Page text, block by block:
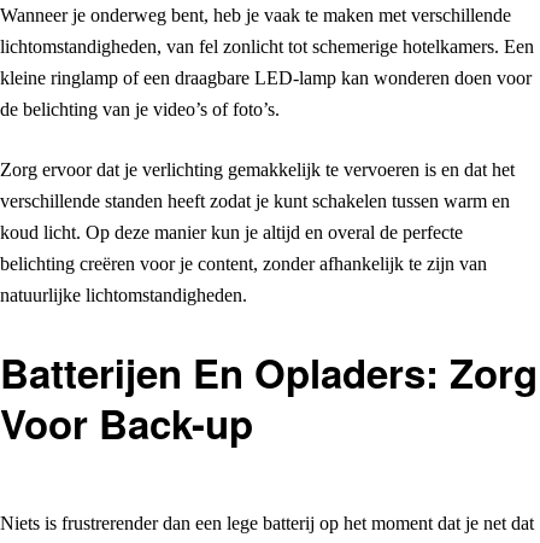
Wanneer je onderweg bent, heb je vaak te maken met verschillende
lichtomstandigheden, van fel zonlicht tot schemerige hotelkamers. Een
kleine ringlamp of een draagbare LED-lamp kan wonderen doen voor
de belichting van je video’s of foto’s.
Zorg ervoor dat je verlichting gemakkelijk te vervoeren is en dat het
verschillende standen heeft zodat je kunt schakelen tussen warm en
koud licht. Op deze manier kun je altijd en overal de perfecte
belichting creëren voor je content, zonder afhankelijk te zijn van
natuurlijke lichtomstandigheden.
Batterijen En Opladers: Zorg
Voor Back-up
Niets is frustrerender dan een lege batterij op het moment dat je net dat